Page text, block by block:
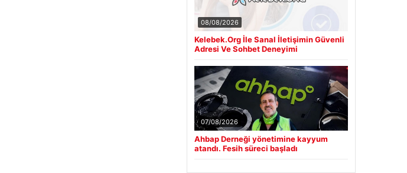
08/08/2026
Kelebek.Org İle Sanal İletişimin Güvenli
Adresi Ve Sohbet Deneyimi
07/08/2026
Ahbap Derneği yönetimine kayyum
atandı. Fesih süreci başladı